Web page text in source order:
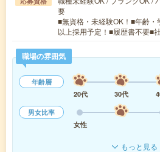
要
■無資格・未経験OK！■年齢
以上採用予定！■履歴書不要■
職場の雰囲気
年齢層
20代
30代
男女比率
女性
もっと見る